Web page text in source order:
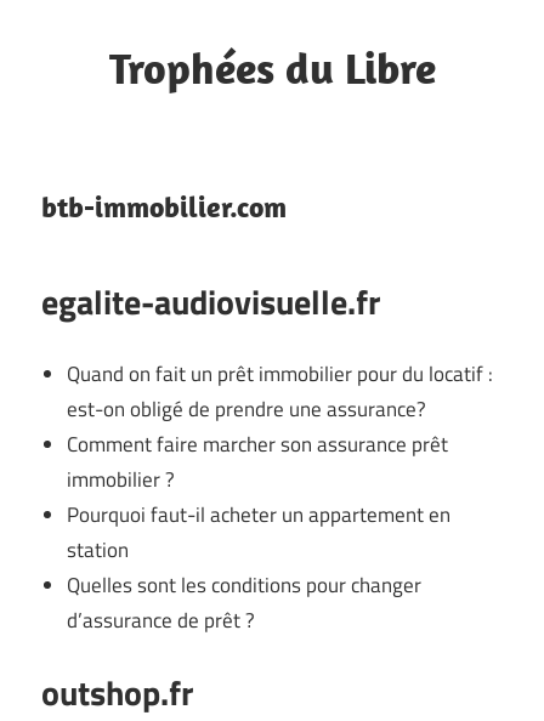
Trophées du Libre
btb-immobilier.com
egalite-audiovisuelle.fr
Quand on fait un prêt immobilier pour du locatif :
est-on obligé de prendre une assurance?
Comment faire marcher son assurance prêt
immobilier ?
Pourquoi faut-il acheter un appartement en
station
Quelles sont les conditions pour changer
d’assurance de prêt ?
outshop.fr